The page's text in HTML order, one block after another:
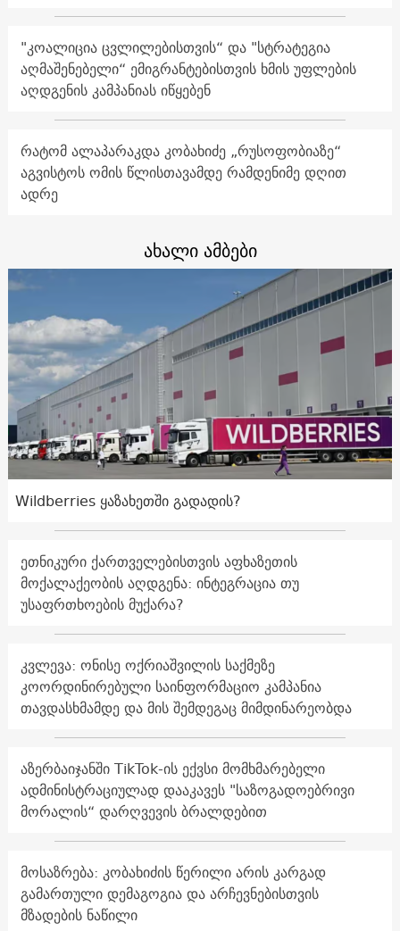
"კოალიცია ცვლილებისთვის“ და "სტრატეგია
აღმაშენებელი“ ემიგრანტებისთვის ხმის უფლების
აღდგენის კამპანიას იწყებენ
რატომ ალაპარაკდა კობახიძე „რუსოფობიაზე“
აგვისტოს ომის წლისთავამდე რამდენიმე დღით
ადრე
ახალი ამბები
Wildberries ყაზახეთში გადადის?
ეთნიკური ქართველებისთვის აფხაზეთის
მოქალაქეობის აღდგენა: ინტეგრაცია თუ
უსაფრთხოების მუქარა?
კვლევა: ონისე ოქრიაშვილის საქმეზე
კოორდინირებული საინფორმაციო კამპანია
თავდასხმამდე და მის შემდეგაც მიმდინარეობდა
აზერბაიჯანში TikTok-ის ექვსი მომხმარებელი
ადმინისტრაციულად დააკავეს "საზოგადოებრივი
მორალის“ დარღვევის ბრალდებით
მოსაზრება: კობახიძის წერილი არის კარგად
გამართული დემაგოგია და არჩევნებისთვის
მზადების ნაწილი